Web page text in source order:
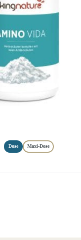
Dose Maxi-Dose
Produkt bestellen